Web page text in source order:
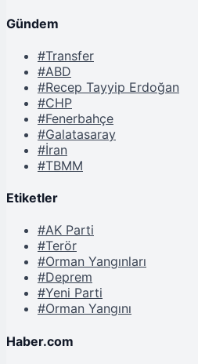
Gündem
#Transfer
#ABD
#Recep Tayyip Erdoğan
#CHP
#Fenerbahçe
#Galatasaray
#İran
#TBMM
Etiketler
#AK Parti
#Terör
#Orman Yangınları
#Deprem
#Yeni Parti
#Orman Yangını
Haber.com